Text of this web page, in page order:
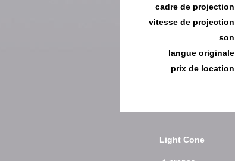
cadre de projection
vitesse de projection
son
langue originale
prix de location
Light Cone